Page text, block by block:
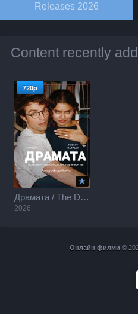
Releases 2026
Content recently
Драмата / The Drama (2026)
2026
720p
Онлайн филми ©